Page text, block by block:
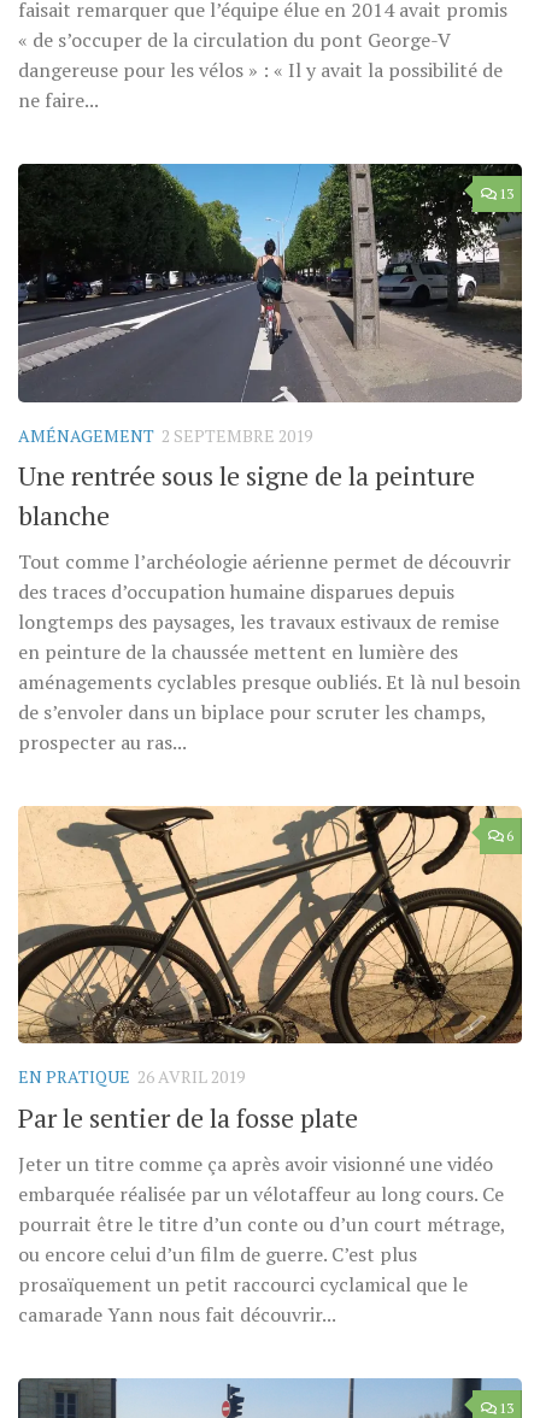
faisait remarquer que l’équipe élue en 2014 avait promis
« de s’occuper de la circulation du pont George-V
dangereuse pour les vélos » : « Il y avait la possibilité de
ne faire...
13
AMÉNAGEMENT 2 SEPTEMBRE 2019
Une rentrée sous le signe de la peinture
blanche
Tout comme l’archéologie aérienne permet de découvrir
des traces d’occupation humaine disparues depuis
longtemps des paysages, les travaux estivaux de remise
en peinture de la chaussée mettent en lumière des
aménagements cyclables presque oubliés. Et là nul besoin
de s’envoler dans un biplace pour scruter les champs,
prospecter au ras...
6
EN PRATIQUE 26 AVRIL 2019
Par le sentier de la fosse plate
Jeter un titre comme ça après avoir visionné une vidéo
embarquée réalisée par un vélotaffeur au long cours. Ce
pourrait être le titre d’un conte ou d’un court métrage,
ou encore celui d’un film de guerre. C’est plus
prosaïquement un petit raccourci cyclamical que le
camarade Yann nous fait découvrir...
13